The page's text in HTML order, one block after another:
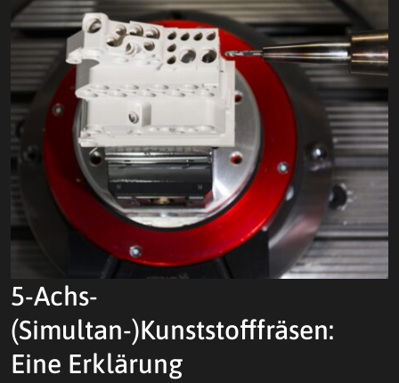
5-Achs-
(Simultan-)Kunststofffräsen:
Eine Erklärung